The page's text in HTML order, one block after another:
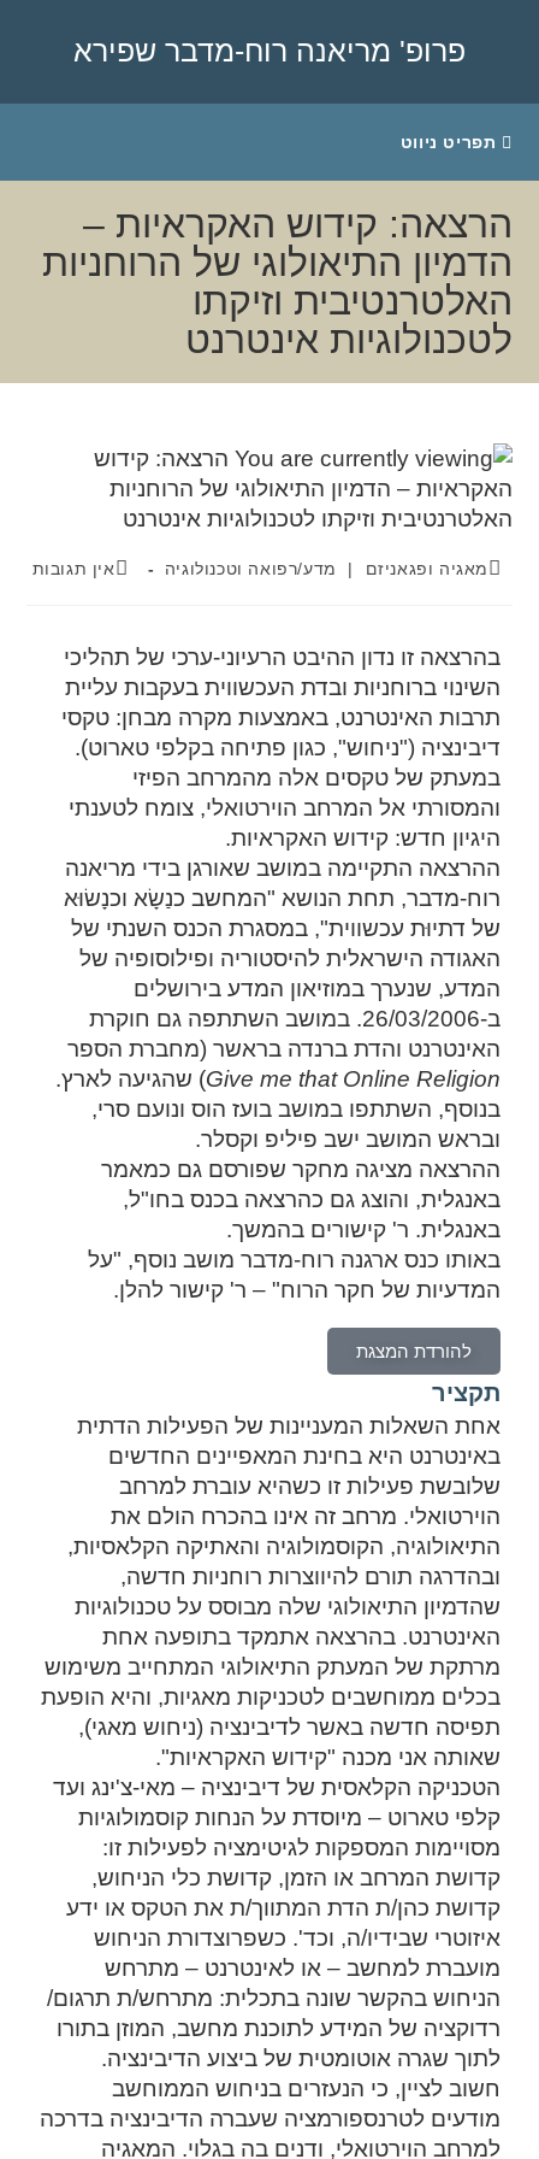
פרופ' מריאנה רוח-מדבר שפירא
תפריט ניווט
הרצאה: קידוש האקראיות –
הדמיון התיאולוגי של הרוחניות
האלטרנטיבית וזיקתו
לטכנולוגיות אינטרנט
מאגיה ופגאניזם | מדע/רפואה וטכנולוגיה אין תגובות
בהרצאה זו נדון ההיבט הרעיוני-ערכי של תהליכי
השינוי ברוחניות ובדת העכשווית בעקבות עליית
תרבות האינטרנט, באמצעות מקרה מבחן: טקסי
דיבינציה ("ניחוש", כגון פתיחה בקלפי טארוט).
במעתק של טקסים אלה מהמרחב הפיזי
והמסורתי אל המרחב הוירטואלי, צומח לטענתי
היגיון חדש: קידוש האקראיות.
ההרצאה התקיימה במושב שאורגן בידי מריאנה
רוח-מדבר, תחת הנושא "המחשב כנַשָׂא וכנָשׂוּא
של דתיוּת עכשווית", במסגרת הכנס השנתי של
האגודה הישראלית להיסטוריה ופילוסופיה של
המדע, שנערך במוזיאון המדע בירושלים
ב-26/03/2006. במושב השתתפה גם חוקרת
האינטרנט והדת ברנדה בראשר (מחברת הספר
Give me that Online Religion) שהגיעה לארץ.
בנוסף, השתתפו במושב בועז הוס ונועם סרי,
ובראש המושב ישב פיליפ וקסלר.
ההרצאה מציגה מחקר שפורסם גם כמאמר
באנגלית, והוצג גם כהרצאה בכנס בחו"ל,
באנגלית. ר' קישורים בהמשך.
באותו כנס ארגנה רוח-מדבר מושב נוסף, "על
המדעיות של חקר הרוח" – ר' קישור להלן.
להורדת המצגת
תקציר
אחת השאלות המעניינות של הפעילות הדתית
באינטרנט היא בחינת המאפיינים החדשים
שלובשת פעילות זו כשהיא עוברת למרחב
הוירטואלי. מרחב זה אינו בהכרח הולם את
התיאולוגיה, הקוסמולוגיה והאתיקה הקלאסיות,
ובהדרגה תורם להיווצרות רוחניות חדשה,
שהדמיון התיאולוגי שלה מבוסס על טכנולוגיות
האינטרנט. בהרצאה אתמקד בתופעה אחת
מרתקת של המעתק התיאולוגי המתחייב משימוש
בכלים ממוחשבים לטכניקות מאגיות, והיא הופעת
תפיסה חדשה באשר לדיבינציה (ניחוש מאגי),
שאותה אני מכנה "קידוש האקראיות".
הטכניקה הקלאסית של דיבינציה – מאי-צ'ינג ועד
קלפי טארוט – מיוסדת על הנחות קוסמולוגיות
מסויימות המספקות לגיטימציה לפעילות זו:
קדושת המרחב או הזמן, קדושת כלי הניחוש,
קדושת כהן/ת הדת המתווך/ת את הטקס או ידע
איזוטרי שבידיו/ה, וכד'. כשפרוצדורת הניחוש
מועברת למחשב – או לאינטרנט – מתרחש
הניחוש בהקשר שונה בתכלית: מתרחש/ת תרגום/
רדוקציה של המידע לתוכנת מחשב, המוזן בתורו
לתוך שגרה אוטומטית של ביצוע הדיבינציה.
חשוב לציין, כי הנעזרים בניחוש הממוחשב
מודעים לטרנספורמציה שעברה הדיבינציה בדרכה
למרחב הוירטואלי, ודנים בה בגלוי. המאגיה